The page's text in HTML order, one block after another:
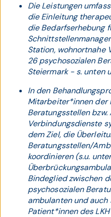
Die Leistungen
die Einleitung
die Bedarfserhebung
Station, wohnortnahe
26 psychosozialen
Steiermark - s. unten
In den
Mitarbeiter*innen der
Beratungsstellen
Verbindungsdienste
dem Ziel, die
Beratungsstellen/
koordinieren (s.u.
Bindeglied zwischen
psychosozialen
ambulanten und
Patient*innen des LKH